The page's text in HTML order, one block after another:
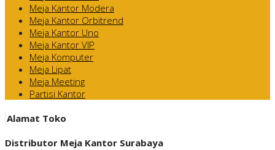
Meja Kantor Modera
Meja Kantor Orbitrend
Meja Kantor Uno
Meja Kantor VIP
Meja Komputer
Meja Lipat
Meja Meeting
Partisi Kantor
Alamat Toko
Distributor Meja Kantor Surabaya